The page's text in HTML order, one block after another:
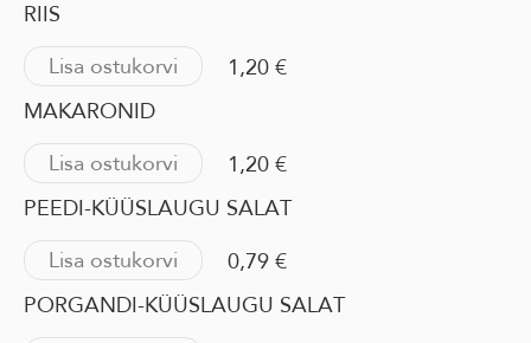
RIIS
Lisa ostukorvi
1,20 €
MAKARONID
Lisa ostukorvi
1,20 €
PEEDI-KÜÜSLAUGU SALAT
Lisa ostukorvi
0,79 €
PORGANDI-KÜÜSLAUGU SALAT